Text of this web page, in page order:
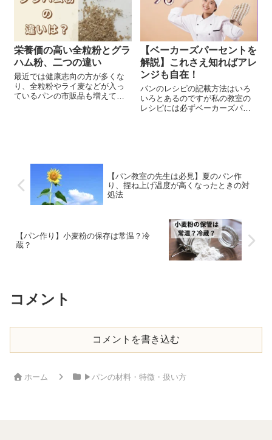
栄養価の高い全粒粉とグラ
ハム粉、二つの違い
最近では健康志向の方が多くな
り、全粒粉やライ麦などが入っ
ているパンの市販品も増えてき
【ベーカーズパーセントを
解説】これさえ知ればアレ
ンジも自在！
パンのレシピの記載方法はいろ
いろとあるのですが私の教室の
レシピには必ずベーカーズパー
【パン教室の先生は必見】夏のパン作
り、捏ね上げ温度が高くなったときの対
処法
【パン作り】小麦粉の保存は常温？冷
蔵？
コメント
コメントを書き込む
ホーム ▶︎パンの材料・特徴・扱い方